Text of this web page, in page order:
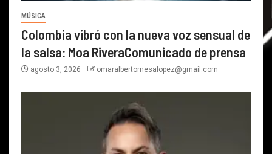
MÚSICA
Colombia vibró con la nueva voz sensual de
la salsa: Moa RiveraComunicado de prensa
agosto 3, 2026 omaralbertomesalopez@gmail.com